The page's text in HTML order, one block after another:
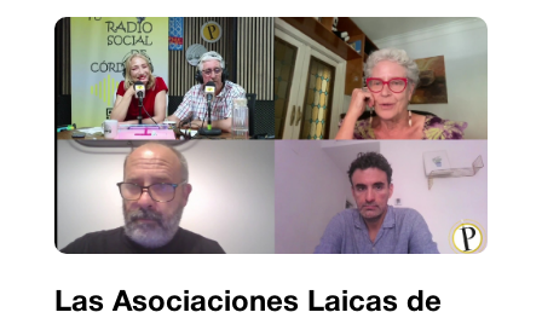
Las Asociaciones Laicas de